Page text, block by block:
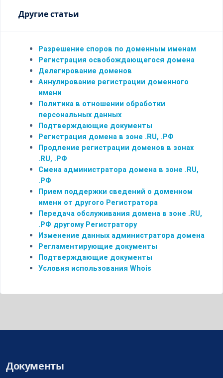
Другие статьи
Разрешение споров по доменным именам
Регистрация освобождающегося домена
Делегирование доменов
Аннулирование регистрации доменного
имени
Политика в отношении обработки
персональных данных
Подтверждающие документы
Регистрация домена в зоне .RU, .РФ
Продление регистрации доменов в зонах
.RU, .РФ
Смена администратора домена в зоне .RU,
.РФ
Прием поддержки сведений о доменном
имени от другого Регистратора
Передача обслуживания домена в зоне .RU,
.РФ другому Регистратору
Изменение данных администратора домена
Регламентирующие документы
Подтверждающие документы
Условия использования Whois
Документы